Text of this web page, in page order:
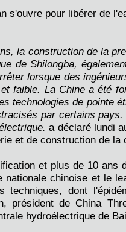
s'ouvre pour libérer de
la construction de la
de Shilongba,
lorsque des
faible. La Chine a été
technologies de pointe
par certains
a déclaré lundi
et de construction de
et plus de 10 ans
nationale chinoise et le
techniques, dont
président de China
hydroélectrique de